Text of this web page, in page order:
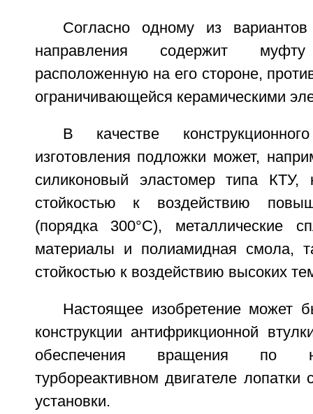
Согласно одному из вариантов
направления содержит
расположенную на его стороне,
ограничивающейся керамическими
В качестве
изготовления подложки может,
силиконовый эластомер типа КТУ,
стойкостью к воздействию
(порядка 300°С), металлические
материалы и полиамидная смола,
стойкостью к воздействию высоких
Настоящее изобретение может
конструкции антифрикционной
обеспечения вращения по
турбореактивном двигателе
установки.